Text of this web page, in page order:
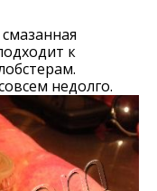
к
недолго.